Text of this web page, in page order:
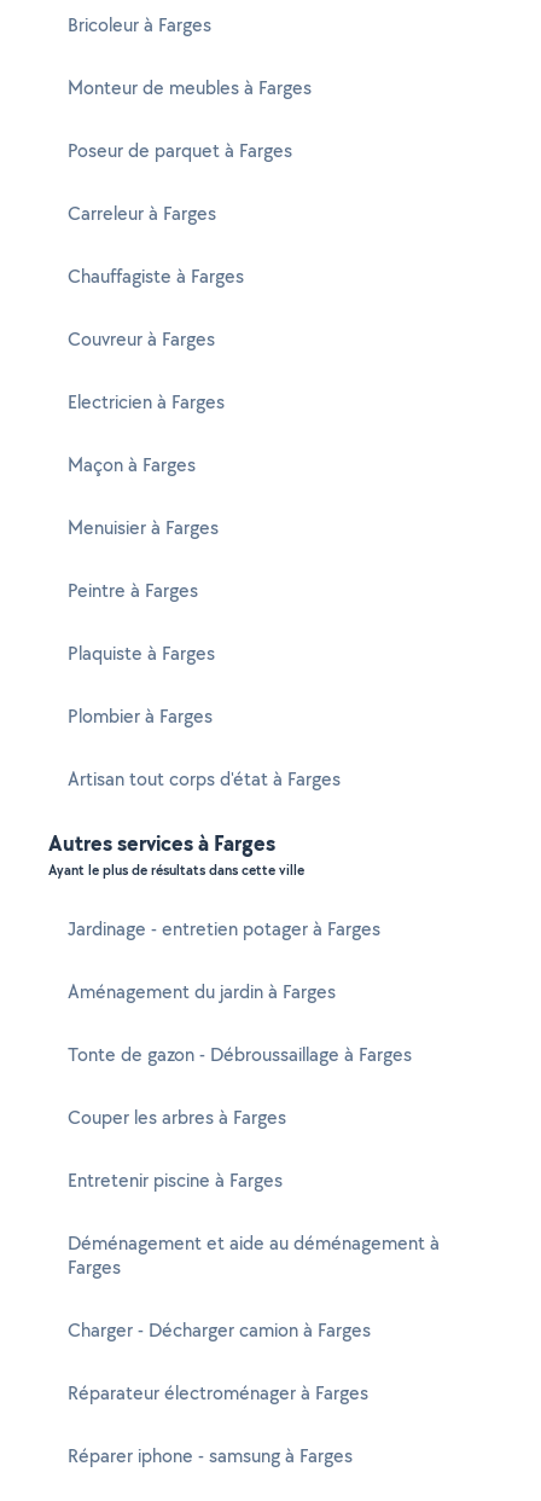
Bricoleur à Farges
Monteur de meubles à Farges
Poseur de parquet à Farges
Carreleur à Farges
Chauffagiste à Farges
Couvreur à Farges
Electricien à Farges
Maçon à Farges
Menuisier à Farges
Peintre à Farges
Plaquiste à Farges
Plombier à Farges
Artisan tout corps d'état à Farges
Autres services à Farges
Ayant le plus de résultats dans cette ville
Jardinage - entretien potager à Farges
Aménagement du jardin à Farges
Tonte de gazon - Débroussaillage à Farges
Couper les arbres à Farges
Entretenir piscine à Farges
Déménagement et aide au déménagement à
Farges
Charger - Décharger camion à Farges
Réparateur électroménager à Farges
Réparer iphone - samsung à Farges